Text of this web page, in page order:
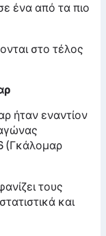
ένα από τα πιο
στο τέλος
ήταν εναντίον
(Γκάλομαρ
τους
και